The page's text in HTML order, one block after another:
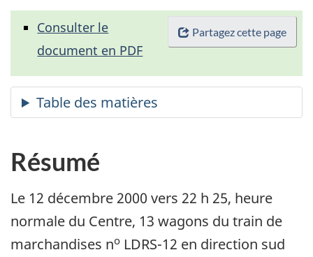
Partagez cette page
Consulter le
document en PDF
Résumé
Le 12 décembre 2000 vers 22 h 25, heure
normale du Centre, 13 wagons du train de
marchandises no LDRS-12 en direction sud